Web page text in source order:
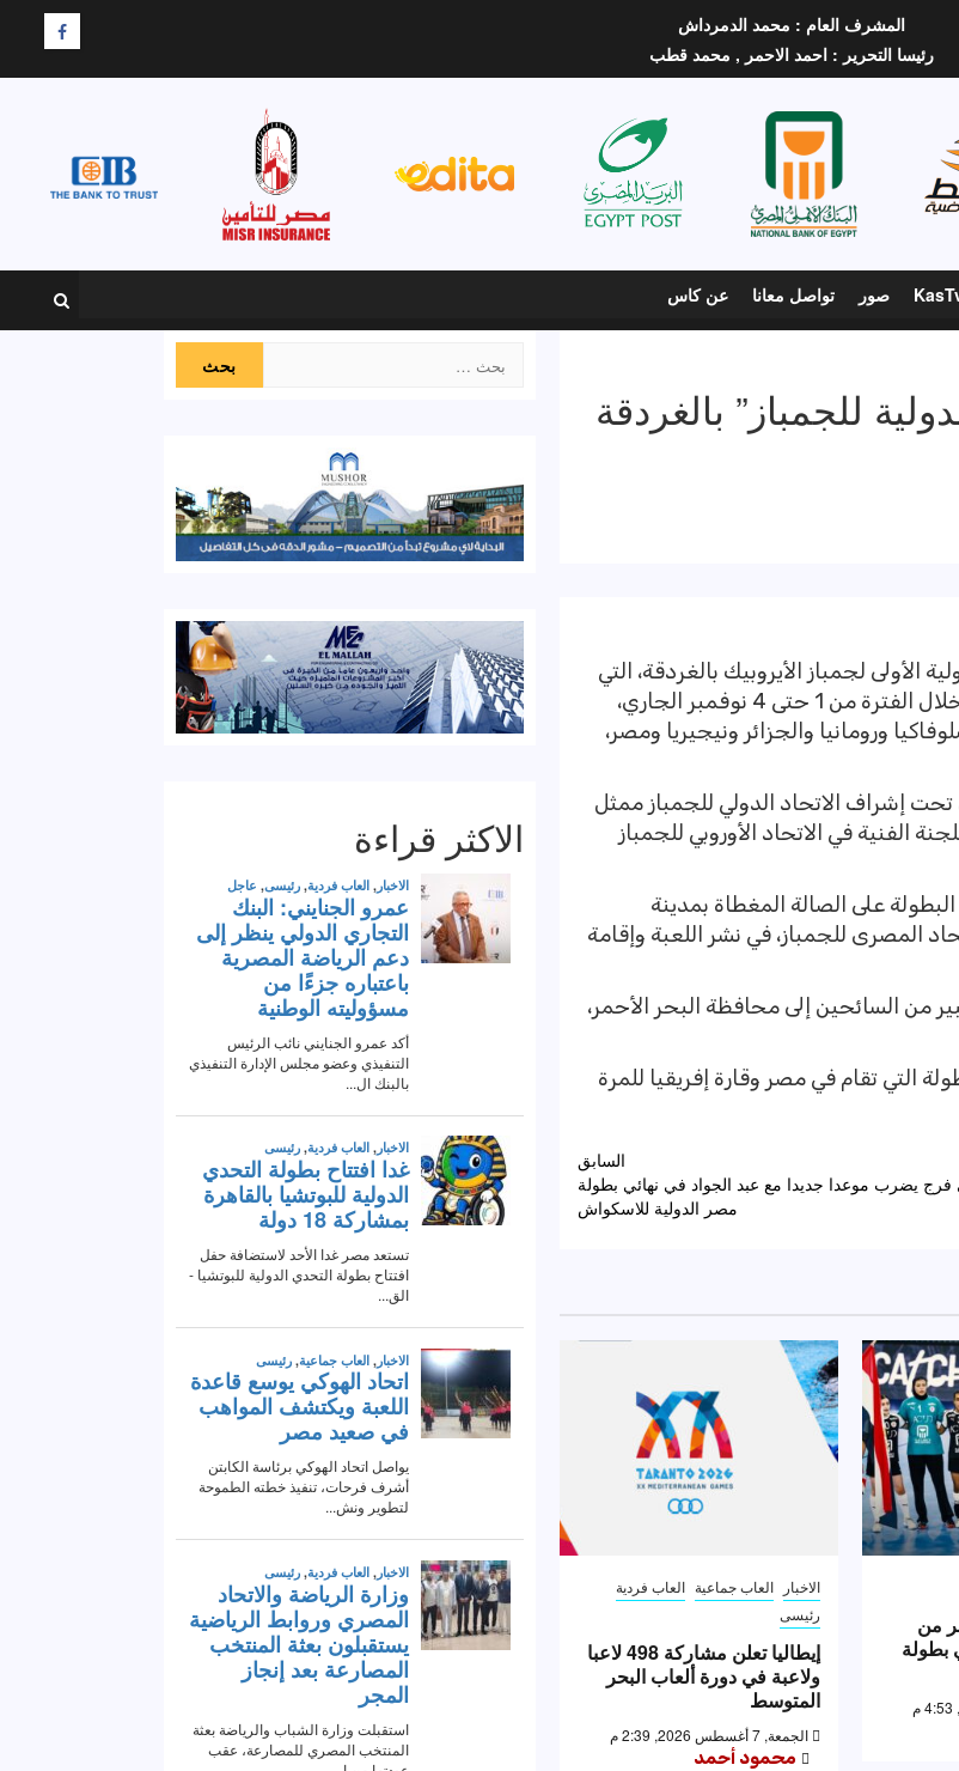
المشرف العام : محمد الدمرداش
رئيسا التحرير : احمد الاحمر , محمد قطب
F
صور تواصل معانا عن كاس
للجمباز” بالغردقة
لجمباز الأيروبيك بالغردقة، التي
تقام على صالة وزارة الشباب والرياضة بمدينة الغردقة خلال الفترة من 1 حتى 4 نوفمبر الجاري،
ورومانيا والجزائر ونيجيريا ومصر،
، تحت إشراف الاتحاد الدولي للجمباز ممثل
الفنية في الاتحاد الأوروبي للجمباز
البطولة على الصالة المغطاة بمدينة
المصرى للجمباز، في نشر اللعبة وإقامة
من السائحين إلى محافظة البحر الأحمر،
التي تقام في مصر وقارة إفريقيا للمرة
السابق
يضرب موعدا جديدا مع عبد الجواد في نهائي بطولة
مصر الدولية للاسكواش
من
بطولة
الاخبار العاب جماعية العاب فردية
رئيسى
إيطاليا تعلن مشاركة 498 لاعبا
ولاعبة في دورة ألعاب البحر
المتوسط
الجمعة, 7 أغسطس 2026, 2:39 م
محمود أحمد
عن:
الاكثر قراءة